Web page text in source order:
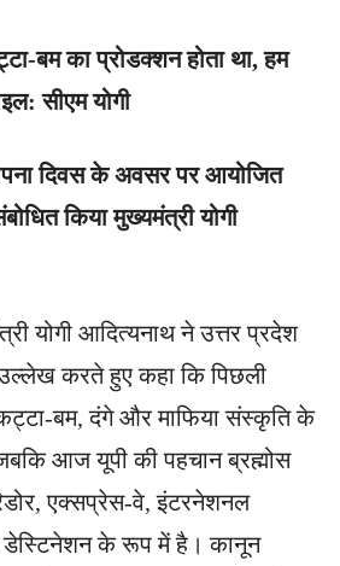
बम का प्रोडक्शन होता था, हम
सीएम योगी
दिवस के अवसर पर आयोजित
किया मुख्यमंत्री योगी
योगी आदित्यनाथ ने उत्तर प्रदेश
करते हुए कहा कि पिछली
बम, दंगे और माफिया संस्कृति के
आज यूपी की पहचान ब्रह्मोस
एक्सप्रेस-वे, इंटरनेशनल
डेस्टिनेशन के रूप में है। कानून